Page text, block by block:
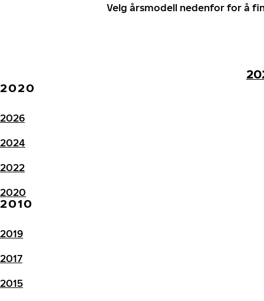
Velg årsmodell nedenfor for å
2020
2026
2024
2022
2020
2010
2019
2017
2015